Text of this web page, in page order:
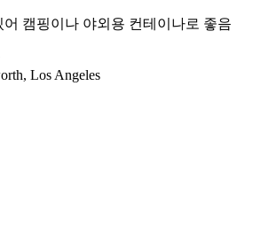
캠핑이나 야외용 컨테이나로 좋음
Los Angeles